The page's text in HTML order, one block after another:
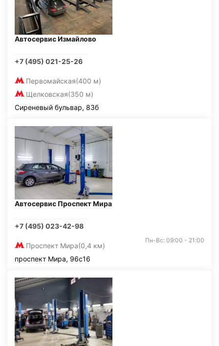
Автосервис Измайлово
+7 (495) 021-25-26
Первомайская(400 м)
Щелковская(350 м)
Сиреневый бульвар, 83б
Автосервис Проспект Мира
+7 (495) 023-42-98
Проспект Мира(0,4 км)
Пн-Вс: 09:00 - 21:00
проспект Мира, 96с16